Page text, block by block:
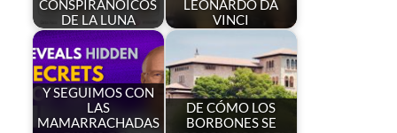
CONSPIRANOICOS
DE LA LUNA
LEONARDO DA
VINCI
Y SEGUIMOS CON
LAS
MAMARRACHADAS
DE CÓMO LOS
BORBONES SE